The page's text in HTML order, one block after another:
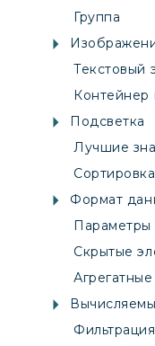
Группа
Текстовый
Контейнер
Подсветка
Лучшие
Сортировка
Формат
Параметры
Скрытые